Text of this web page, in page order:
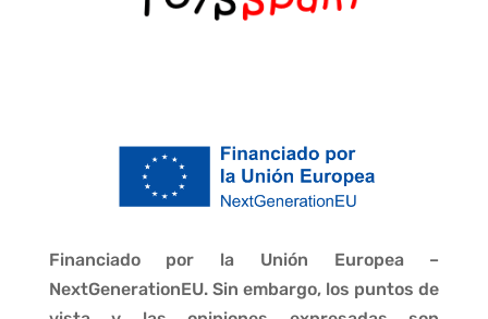
Financiado por la Unión Europea –
NextGenerationEU. Sin embargo, los puntos de